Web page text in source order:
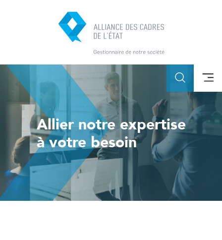
Allier notre expertise
à votre besoin